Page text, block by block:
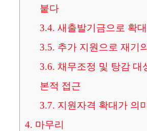
붙다
3.4. 새출발기금으로 확
3.5. 추가 지원으로 재기
3.6. 채무조정 및 탕감 대
본적 접근
3.7. 지원자격 확대가 의
4. 마무리